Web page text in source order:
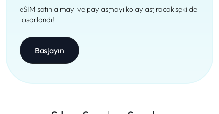
eSIM satın almayı ve paylaşmayı kolaylaştıracak şekilde
tasarlandı!
Başlayın